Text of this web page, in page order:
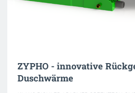
ZYPHO - innovative
Duschwärme